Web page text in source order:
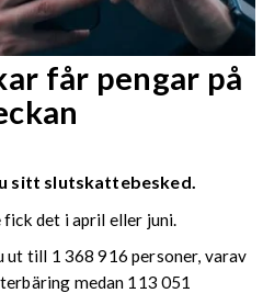
får pengar på
sitt slutskattebesked.
det i april eller juni.
ut till 1 368 916 personer, varav
medan 113 051